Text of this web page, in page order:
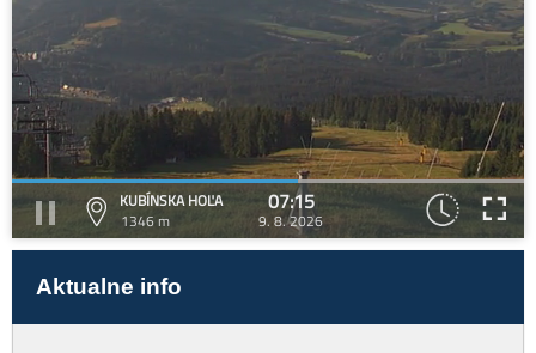
KUBÍNSKA HOĽA
1346 m
07:15
9. 8. 2026
Aktualne info